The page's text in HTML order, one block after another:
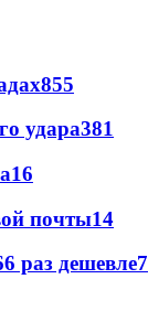
855
удара381
16
почты14
раз дешевле7